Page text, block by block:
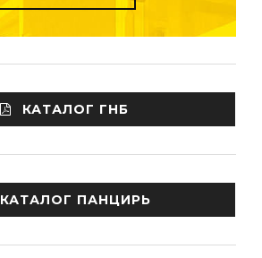
КАТАЛОГ ГНБ
КАТАЛОГ ПАНЦИРЬ